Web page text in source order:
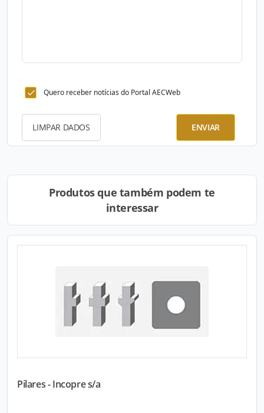
Quero receber notícias do Portal AECWeb
LIMPAR DADOS ENVIAR
Produtos que também podem te
interessar
Pilares - Incopre s/a